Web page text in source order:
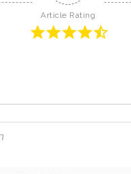
Article Rating